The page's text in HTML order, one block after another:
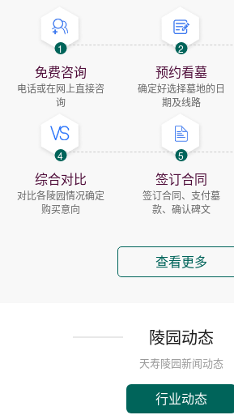
1
免费咨询
电话或在网上直接咨
询
2
预约看墓
确定好选择墓地的日
期及线路
4
综合对比
对比各陵园情况确定
购买意向
5
签订合同
签订合同、支付墓
款、确认碑文
查看更多
陵园动态
天寿陵园新闻动态
行业动态